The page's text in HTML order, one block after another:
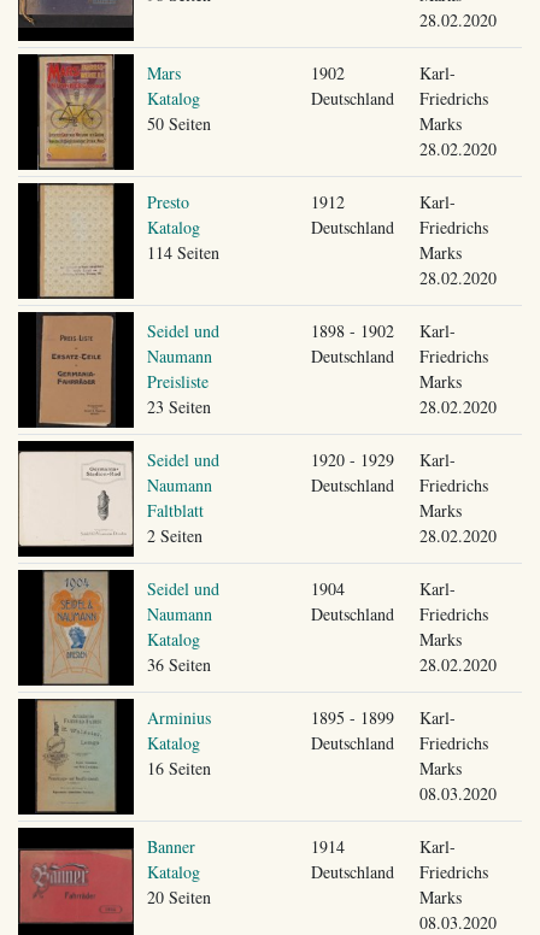
28.02.2020
Mars
Katalog
50 Seiten
1902
Deutschland
Karl-
Friedrichs
Marks
28.02.2020
Presto
Katalog
114 Seiten
1912
Deutschland
Karl-
Friedrichs
Marks
28.02.2020
Seidel und
Naumann
Preisliste
23 Seiten
1898 - 1902
Deutschland
Karl-
Friedrichs
Marks
28.02.2020
Seidel und
Naumann
Faltblatt
2 Seiten
1920 - 1929
Deutschland
Karl-
Friedrichs
Marks
28.02.2020
Seidel und
Naumann
Katalog
36 Seiten
1904
Deutschland
Karl-
Friedrichs
Marks
28.02.2020
Arminius
Katalog
16 Seiten
1895 - 1899
Deutschland
Karl-
Friedrichs
Marks
08.03.2020
Banner
Katalog
20 Seiten
1914
Deutschland
Karl-
Friedrichs
Marks
08.03.2020